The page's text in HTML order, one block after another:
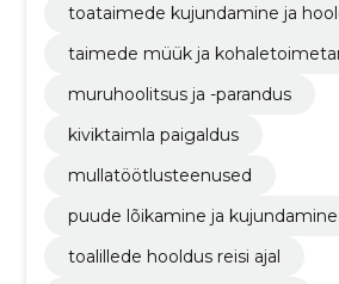
toataimede kujundamine ja
taimede müük ja
muruhoolitsus ja -parandus
kiviktaimla paigaldus
mullatöötlusteenused
puude lõikamine ja kujundamine
toalillede hooldus reisi ajal